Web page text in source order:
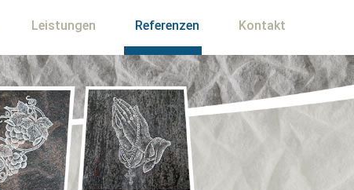
Leistungen Referenzen Kontakt